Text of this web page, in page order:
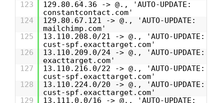
123
129.80.64.36 -> @., 'AUTO-UPDATE:
constantcontact.com'
124
129.80.67.121 -> @., 'AUTO-UPDATE:
mailchimp.com'
125
13.110.208.0/21 -> @., 'AUTO-UPDATE:
cust-spf.exacttarget.com'
126
13.110.209.0/24 -> @., 'AUTO-UPDATE:
exacttarget.com'
127
13.110.216.0/22 -> @., 'AUTO-UPDATE:
cust-spf.exacttarget.com'
128
13.110.224.0/20 -> @., 'AUTO-UPDATE:
cust-spf.exacttarget.com'
129
13.111.0.0/16 -> @., 'AUTO-UPDATE: